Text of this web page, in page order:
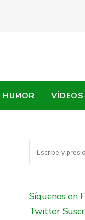
HUMOR VÍDEOS
¿Buscas
algo?
Síguenos en
Twitter